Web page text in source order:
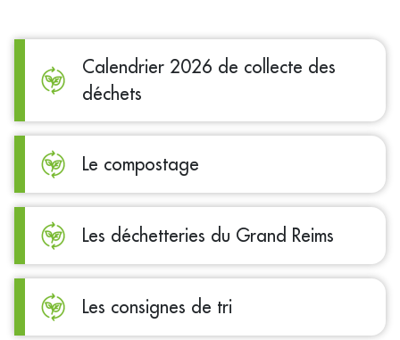
Calendrier 2026 de collecte des
déchets
Le compostage
Les déchetteries du Grand Reims
Les consignes de tri